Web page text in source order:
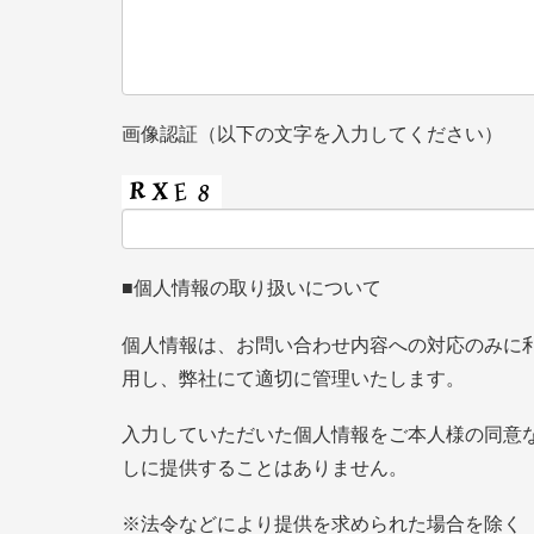
画像認証（以下の文字を入力してください）
■個人情報の取り扱いについて
個人情報は、お問い合わせ内容への対応のみに
用し、弊社にて適切に管理いたします。
入力していただいた個人情報をご本人様の同意
しに提供することはありません。
※法令などにより提供を求められた場合を除く